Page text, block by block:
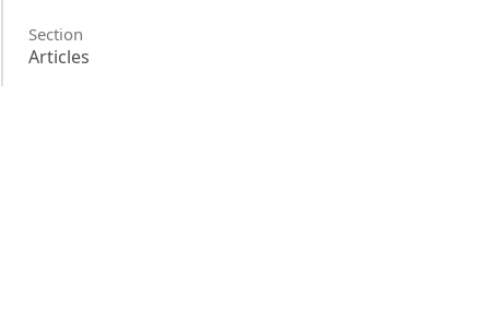
Section
Articles